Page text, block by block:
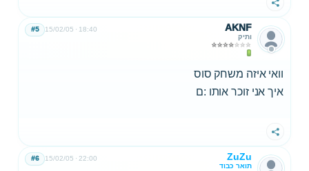
שתף
AKNF
ותיק
15/02/05 18:40
#5
וואי איזה משחק סוס
איך אני זוכר אותו :ם
שתף
ZuZu
תואר כבוד
15/02/05 22:00
#6